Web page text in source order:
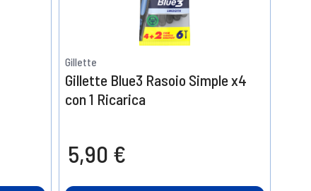
Gillette
Gillette Blue3 Rasoio Simple x4
con 1 Ricarica
5,90 €